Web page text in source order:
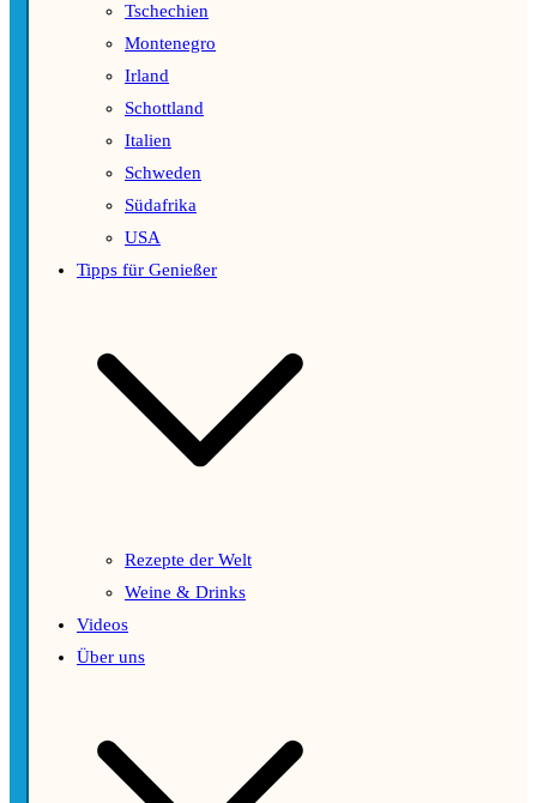
Tschechien
Montenegro
Irland
Schottland
Italien
Schweden
Südafrika
USA
Tipps für Genießer
Rezepte der Welt
Weine & Drinks
Videos
Über uns